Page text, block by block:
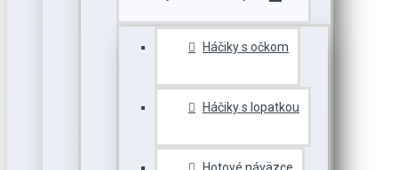
Háčiky s očkom
Háčiky s lopatkou